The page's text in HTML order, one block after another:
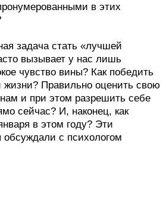
в этих
задача стать «лучшей
вызывает у нас лишь
чувство вины? Как победить
Правильно оценить свою
и при этом разрешить себе
сейчас? И, наконец, как
в этом году? Эти
с психологом